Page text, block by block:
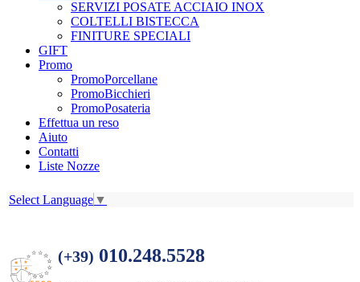
SERVIZI POSATE ACCIAIO INOX
COLTELLI BISTECCA
FINITURE SPECIALI
GIFT
Promo
PromoPorcellane
PromoBicchieri
PromoPosateria
Effettua un reso
Aiuto
Contatti
Liste Nozze
Select Language ▼
(+39) 010.248.5528